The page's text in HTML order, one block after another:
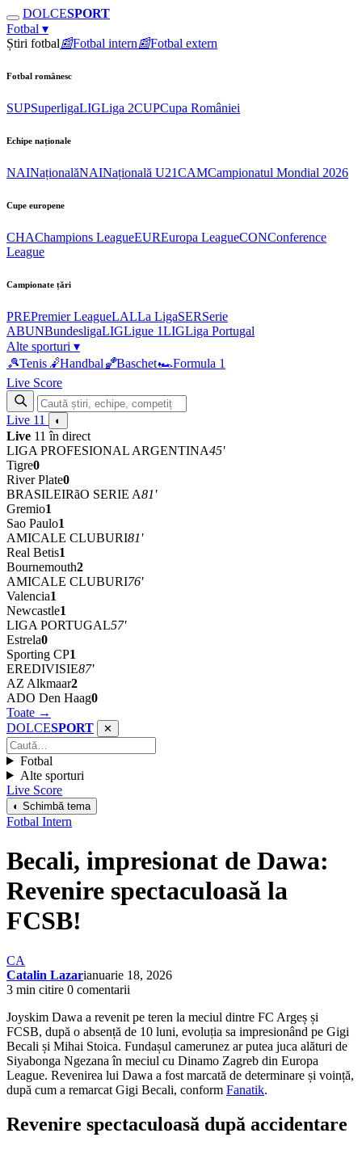
DOLCESPORT
Fotbal ▾
Știri fotbal📰Fotbal intern📰Fotbal extern
Fotbal românesc
SUPSuperligaLIGLiga 2CUPCupa României
Echipe naționale
NAINaționalăNAINațională U21CAMCampionatul Mondial 2026
Cupe europene
CHAChampions LeagueEUREuropa LeagueCONConference
League
Campionate țări
PREPremier LeagueLALLa LigaSERSerie
ABUNBundesligaLIGLigue 1LIGLiga Portugal
Alte sporturi ▾
🎾Tenis 🤾Handbal🏀Baschet🏎Formula 1
Live Score
Live 11 ◐
Live 11 în direct
LIGA PROFESIONAL ARGENTINA45'
Tigre0
River Plate0
BRASILEIRãO SERIE A81'
Gremio1
Sao Paulo1
AMICALE CLUBURI81'
Real Betis1
Bournemouth2
AMICALE CLUBURI76'
Valencia1
Newcastle1
LIGA PORTUGAL57'
Estrela0
Sporting CP1
EREDIVISIE87'
AZ Alkmaar2
ADO Den Haag0
Toate →
DOLCESPORT ✕
Fotbal
Alte sporturi
Live Score
◐ Schimbă tema
Fotbal Intern
Becali, impresionat de Dawa:
Revenire spectaculoasă la
FCSB!
CA
Catalin Lazarianuarie 18, 2026
3 min citire 0 comentarii
Joyskim Dawa a revenit pe teren la meciul dintre FC Argeș și
FCSB, după o absență de 10 luni, evoluția sa impresionând pe Gigi
Becali și Mihai Stoica. Fundașul camerunez ar putea juca alături de
Siyabonga Ngezana în meciul cu Dinamo Zagreb din Europa
League. Revenirea lui Dawa a fost marcată de determinare și voință,
după cum a remarcat Gigi Becali, conform Fanatik.
Revenire spectaculoasă după accidentare